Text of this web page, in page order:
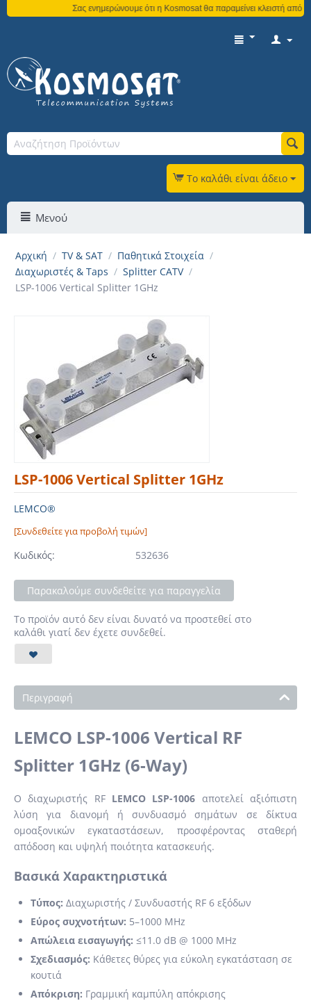
Σας ενημερώνουμε ότι η Kosmosat θα παραμείνει κλειστή από
Το καλάθι είναι άδειο
Μενού
Αρχική / TV & SAT / Παθητικά Στοιχεία /
Διαχωριστές & Taps / Splitter CATV /
LSP-1006 Vertical Splitter 1GHz
LSP-1006 Vertical Splitter 1GHz
LEMCO®
[Συνδεθείτε για προβολή τιμών]
Κωδικός: 532636
Παρακαλούμε συνδεθείτε για παραγγελία
Το προϊόν αυτό δεν είναι δυνατό να προστεθεί στο
καλάθι γιατί δεν έχετε συνδεθεί.
Περιγραφή
LEMCO LSP-1006 Vertical RF
Splitter 1GHz (6-Way)
Ο διαχωριστής RF LEMCO LSP-1006 αποτελεί αξιόπιστη
λύση για διανομή ή συνδυασμό σημάτων σε δίκτυα
ομοαξονικών εγκαταστάσεων, προσφέροντας σταθερή
απόδοση και υψηλή ποιότητα κατασκευής.
Βασικά Χαρακτηριστικά
Τύπος: Διαχωριστής / Συνδυαστής RF 6 εξόδων
Εύρος συχνοτήτων: 5–1000 MHz
Απώλεια εισαγωγής: ≤11.0 dB @ 1000 MHz
Σχεδιασμός: Κάθετες θύρες για εύκολη εγκατάσταση σε
κουτιά
Απόκριση: Γραμμική καμπύλη απόκρισης